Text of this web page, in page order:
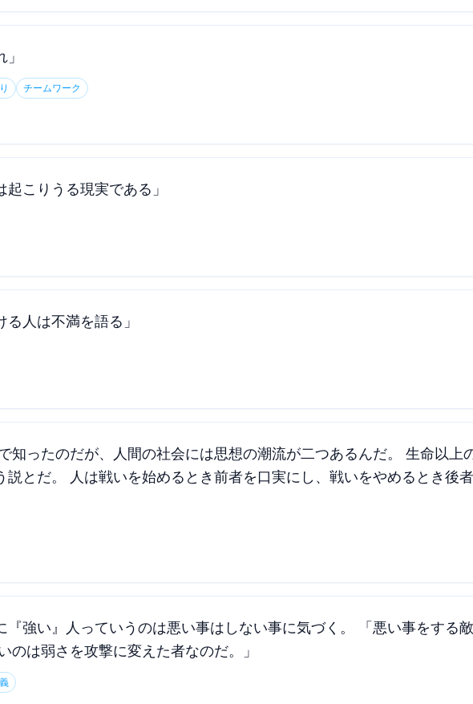
チームワーク
起こりうる現実である」
る人は不満を語る」
知ったのだが、人間の社会には思想の潮流が二つあるんだ。 生命以上
説とだ。 人は戦いを始めるとき前者を口実にし、戦いをやめるとき後
『強い』人っていうのは悪い事はしない事に気づく。 「悪い事をする
のは弱さを攻撃に変えた者なのだ。」